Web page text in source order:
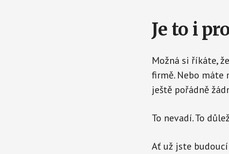
Je to i
Možná si říkáte,
firmě. Nebo máte
ještě pořádně
To nevadí. To
Ať už jste